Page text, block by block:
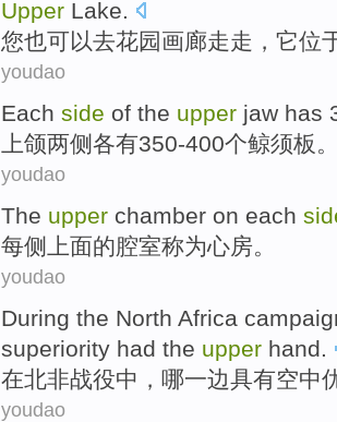
Upper Lake.
您也可以去花园画廊走走 ， 它位
youdao
Each side of the upper jaw has
上颌两侧各有350-400个鲸须板
youdao
The upper chamber on each
每侧 上面的腔室称为心房。
youdao
During the North Africa
superiority had the upper hand.
在北非战役中 ， 哪一边具有空中
youdao